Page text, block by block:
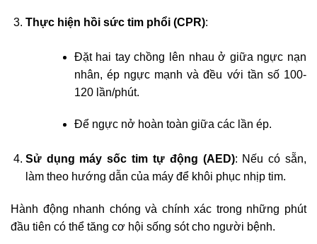
Thực hiện hồi sức tim phổi (CPR):
Đặt hai tay chồng lên nhau ở giữa ngực nạn
nhân, ép ngực mạnh và đều với tần số 100-
120 lần/phút.
Để ngực nở hoàn toàn giữa các lần ép.
Sử dụng máy sốc tim tự động (AED): Nếu có sẵn,
làm theo hướng dẫn của máy để khôi phục nhịp tim.
Hành động nhanh chóng và chính xác trong những phút
đầu tiên có thể tăng cơ hội sống sót cho người bệnh.